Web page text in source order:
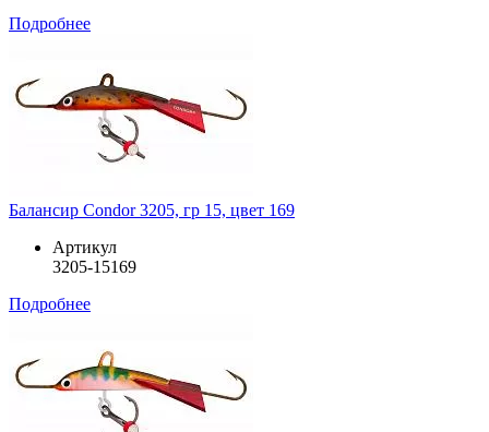
Подробнее
Балансир Condor 3205, гр 15, цвет 169
Артикул
3205-15169
Подробнее